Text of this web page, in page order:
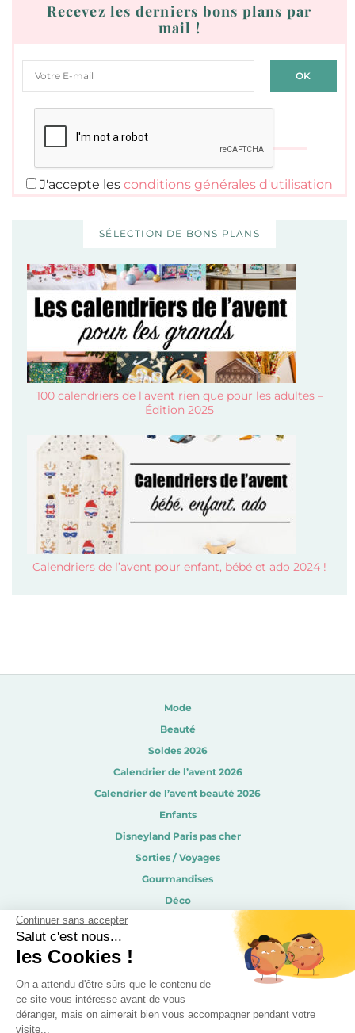
Continuer sans accepter
Salut c'est nous...
les Cookies !
On a attendu d'être sûrs que le contenu de
ce site vous intéresse avant de vous
déranger, mais on aimerait bien vous accompagner pendant votre
visite...
Recevez les derniers bons plans par
mail !
J'accepte les conditions générales d'utilisation
SÉLECTION DE BONS PLANS
100 calendriers de l’avent rien que pour les adultes –
Édition 2025
Calendriers de l’avent pour enfant, bébé et ado 2024 !
Mode
Beauté
Soldes 2026
Calendrier de l’avent 2026
Calendrier de l’avent beauté 2026
Enfants
Disneyland Paris pas cher
Sorties / Voyages
Gourmandises
Déco
Recevez les derniers bons plans par mail !